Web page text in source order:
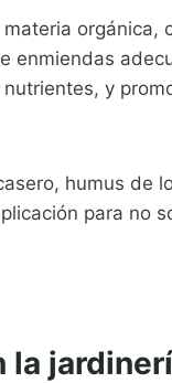
orgánica,
enmiendas
y
humus de
para no
la